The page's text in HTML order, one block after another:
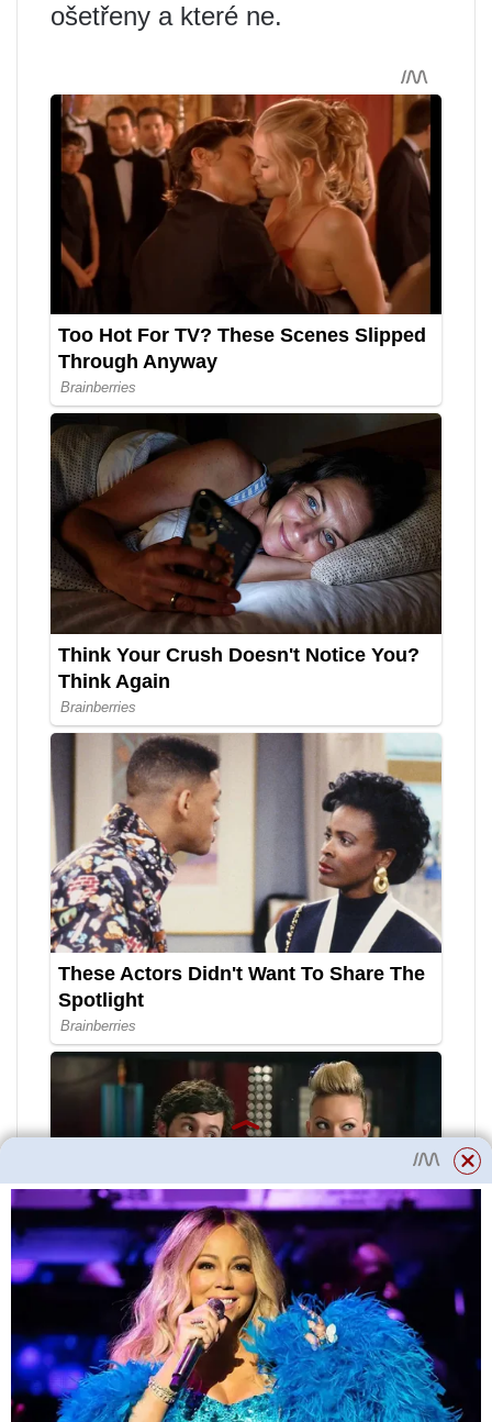
ošetřeny a které ne.
Pokud je dřevo silně napadeno